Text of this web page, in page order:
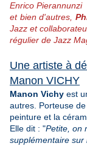
Enrico Pierannunzi
et bien d'autres,
Jazz et
régulier de Jazz
Une artiste à
Manon VICHY
Manon Vichy est
autres. Porteuse
peinture et la
Elle dit : "Petite, on
supplémentaire